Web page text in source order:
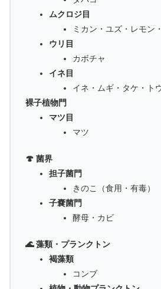
ムクロジ目
ミカン・ユズ・レモン
ウリ目
カボチャ
イネ目
イネ・ムギ・タケ・ト
裸子植物門
マツ目
マツ
🍄 菌界
担子菌門
きのこ（食用・有毒）
子嚢菌門
酵母・カビ
🌊 藻類・プランクトン
褐藻類
コンブ